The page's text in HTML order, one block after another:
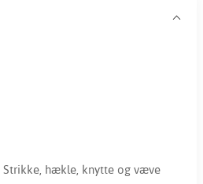
Strikke, hækle, knytte og væve